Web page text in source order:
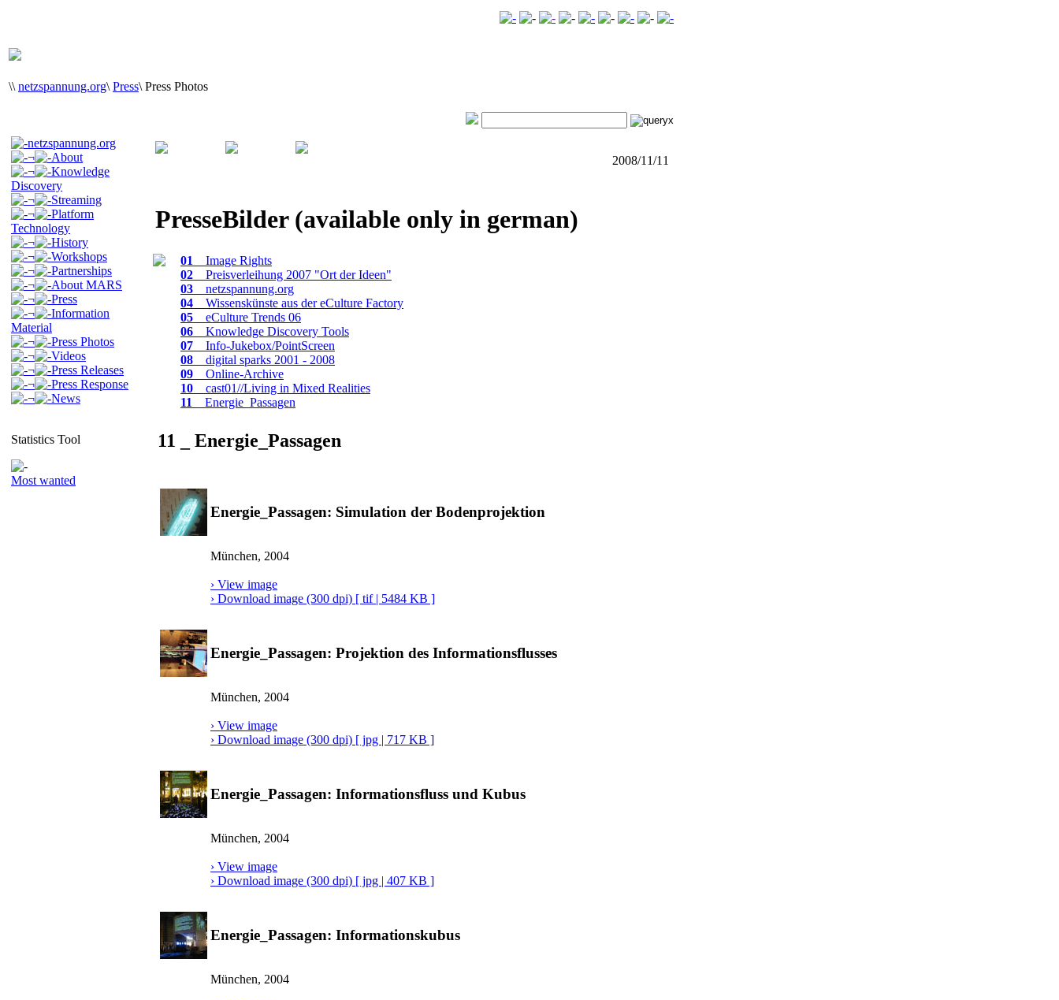
\\ netzspannung.org\ Press\ Press Photos
netzspannung.org
¬
About
¬
Knowledge
Discovery
¬
Streaming
¬
Platform
Technology
¬
History
¬
Workshops
¬
Partnerships
¬
About MARS
¬
Press
¬
Information
Material
¬
Press Photos
¬
Videos
¬
Press Releases
¬
Press Response
¬
News
Statistics Tool
Most wanted
2008/11/11
PresseBilder (available only in german)
01
_ Image Rights
02 _ Preisverleihung 2007 "Ort der Ideen"
03 _ netzspannung.org
04 _ Wissenskünste aus der eCulture Factory
05 _ eCulture Trends 06
06 _ Knowledge Discovery Tools
07 _ Info-Jukebox/PointScreen
08 _ digital sparks 2001 - 2008
09 _ Online-Archive
10 _ cast01//Living in Mixed Realities
11
_ Energie_Passagen
11 _ Energie_Passagen
Energie_Passagen: Simulation der Bodenprojektion
München, 2004
› View image
› Download image (300 dpi) [ tif | 5484 KB ]
Energie_Passagen: Projektion des Informationsflusses
München, 2004
› View image
› Download image (300 dpi) [ jpg | 717 KB ]
Energie_Passagen: Informationsfluss und Kubus
München, 2004
› View image
› Download image (300 dpi) [ jpg | 407 KB ]
Energie_Passagen: Informationskubus
München, 2004